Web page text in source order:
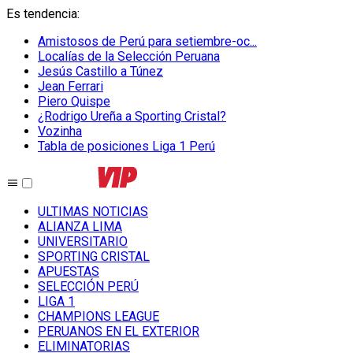
Es tendencia:
Amistosos de Perú para setiembre-oc...
Localías de la Selección Peruana
Jesús Castillo a Túnez
Jean Ferrari
Piero Quispe
¿Rodrigo Ureña a Sporting Cristal?
Vozinha
Tabla de posiciones Liga 1 Perú
ULTIMAS NOTICIAS
ALIANZA LIMA
UNIVERSITARIO
SPORTING CRISTAL
APUESTAS
SELECCIÓN PERÚ
LIGA 1
CHAMPIONS LEAGUE
PERUANOS EN EL EXTERIOR
ELIMINATORIAS